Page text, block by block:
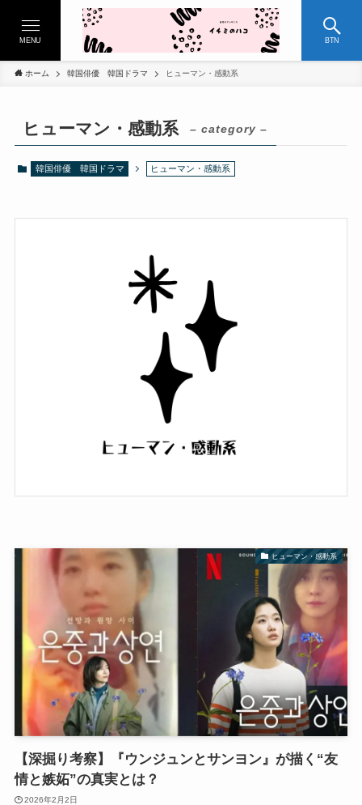
BTN
MENU
ホーム 韓国俳優 韓国ドラマ ヒューマン・感動系
ヒューマン・感動系 – category –
韓国俳優 韓国ドラマ ヒューマン・感動系
ヒューマン・感動系
【深掘り考察】『ウンジュンとサンヨン』が描く“友
情と嫉妬”の真実とは？
2026年2月2日